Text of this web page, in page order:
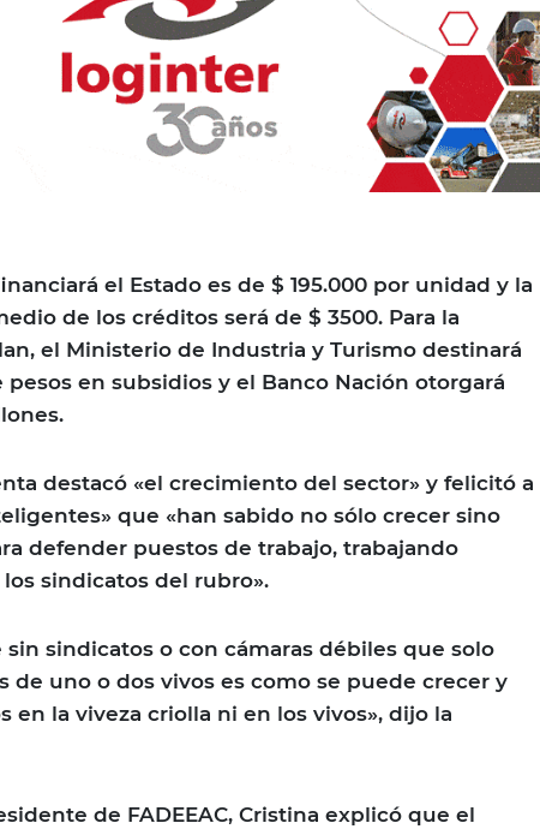
el Estado es de $ 195.000 por unidad y la
de los créditos será de $ 3500. Para la
el Ministerio de Industria y Turismo destinará
en subsidios y el Banco Nación otorgará
destacó «el crecimiento del sector» y felicitó a
que «han sabido no sólo crecer sino
defender puestos de trabajo, trabajando
sindicatos del rubro».
sindicatos o con cámaras débiles que solo
de uno o dos vivos es como se puede crecer y
en la viveza criolla ni en los vivos», dijo la
de FADEEAC, Cristina explicó que el